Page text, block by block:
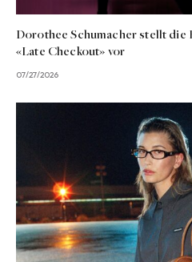
Dorothee Schumacher stellt
«Late Checkout» vor
07/27/2026